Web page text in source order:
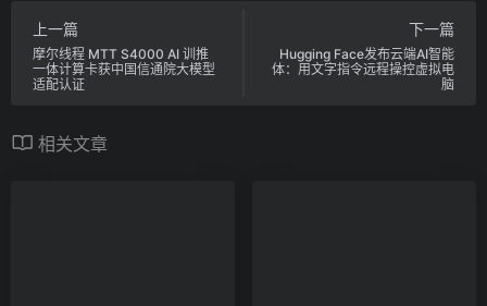
上一篇
摩尔线程 MTT S4000 AI 训推
一体计算卡获中国信通院大模型
适配认证
下一篇
Hugging Face发布云端AI智能
体：用文字指令远程操控虚拟电
脑
相关文章